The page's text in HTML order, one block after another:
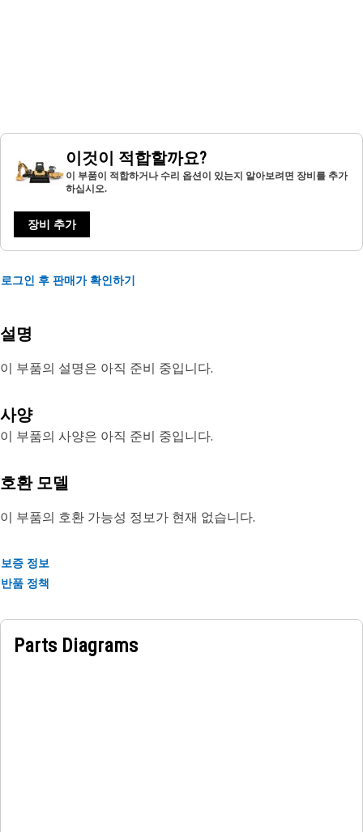
이것이 적합할까요?
이 부품이 적합하거나 수리 옵션이 있는지 알아보려면 장비를 추가
하십시오.
장비 추가
로그인 후 판매가 확인하기
설명
이 부품의 설명은 아직 준비 중입니다.
사양
이 부품의 사양은 아직 준비 중입니다.
호환 모델
이 부품의 호환 가능성 정보가 현재 없습니다.
보증 정보
반품 정책
Parts Diagrams